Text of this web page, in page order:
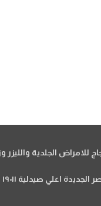
للامراض الجلدية والليزر